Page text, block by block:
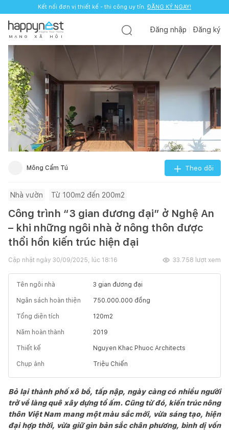
Kết nối đơn vị thiết kế - thi công uy tín. ĐĂNG KÝ NGAY!
M Ạ N G X Ã H Ộ I
Đăng nhập Đăng ký
Mông Cẩm Tú Theo dõi
Nhà vườn Từ 100m2 đến 200m2
Công trình “3 gian đương đại” ở Nghệ An
– khi những ngôi nhà ở nông thôn được
thổi hồn kiến trúc hiện đại
Cập nhật ngày 30/09/2025, lúc 18:16 33.758 lượt xem
Tên ngôi nhà 3 gian đương đại
Ngân sách hoàn thiện 750.000.000 đồng
Tổng diện tích 120m2
Năm hoàn thành 2019
Thiết kế Nguyen Khac Phuoc Architects
Chụp ảnh Triệu Chiến
Bỏ lại thành phố xô bồ, tấp nập, ngày càng có nhiều người
trở về làng quê xây dựng tổ ấm. Cũng từ đó, kiến trúc nông
thôn Việt Nam mang một màu sắc mới, vừa sáng tạo, hiện
đại hợp thời, vừa giữ gìn bản sắc chân phương, bình dị vốn